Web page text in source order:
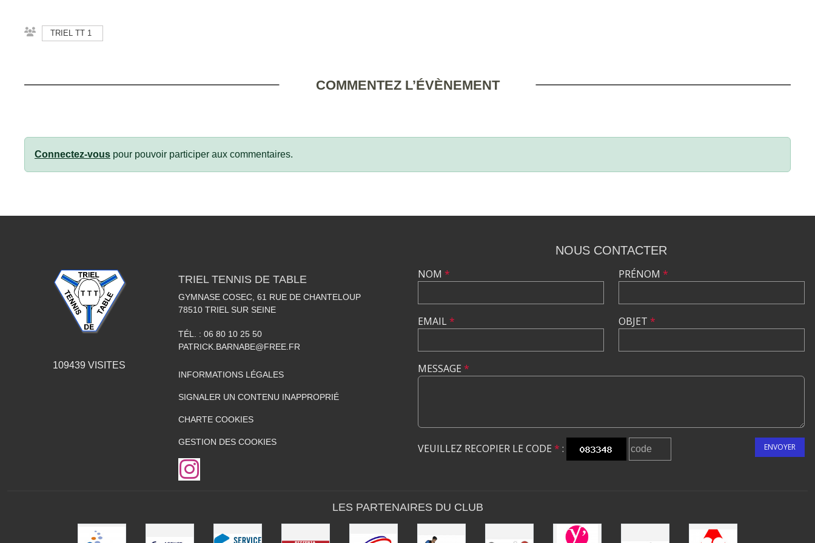
TRIEL TT 1
COMMENTEZ L’ÉVÈNEMENT
Connectez-vous pour pouvoir participer aux commentaires.
109439 VISITES
TRIEL TENNIS DE TABLE
GYMNASE COSEC, 61 RUE DE CHANTELOUP
78510 TRIEL SUR SEINE
TÉL. : 06 80 10 25 50
PATRICK.BARNABE@FREE.FR
INFORMATIONS LÉGALES
SIGNALER UN CONTENU INAPPROPRIÉ
CHARTE COOKIES
GESTION DES COOKIES
NOUS CONTACTER
NOM *
EMAIL*
PRÉNOM *
OBJET *
MESSAGE *
VEUILLEZ RECOPIER LE CODE * : ENVOYER
LES PARTENAIRES DU CLUB